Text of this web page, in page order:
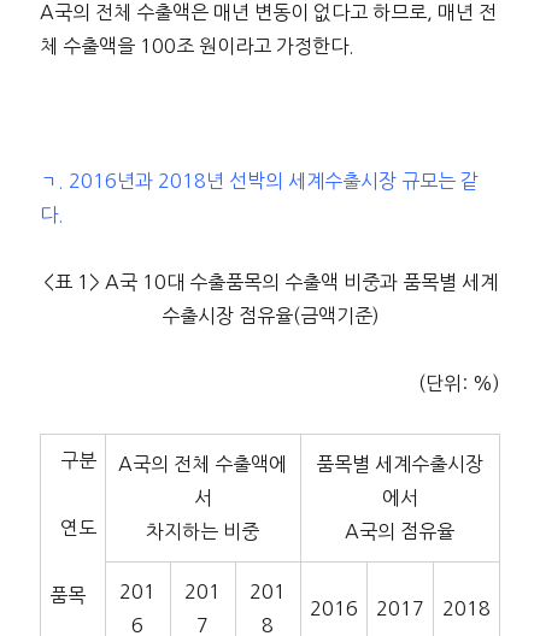
A국의 전체 수출액은 매년 변동이 없다고 하므로, 매년 전
체 수출액을 100조 원이라고 가정한다.
ㄱ. 2016년과 2018년 선박의 세계수출시장 규모는 같
다.
<표 1> A국 10대 수출품목의 수출액 비중과 품목별 세계
수출시장 점유율(금액기준)
(단위: %)
구분
연도
품목
A국의 전체 수출액에
서
차지하는 비중
품목별 세계수출시장
에서
A국의 점유율
201
6
201
7
201
8
2016 2017 2018